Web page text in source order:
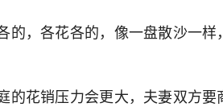
的，各花各的，像一盘散沙一
的花销压力会更大，夫妻双方